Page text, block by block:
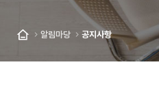
학
교
알림마당 공지사항